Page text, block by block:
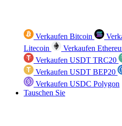
Verkaufen Bitcoin
Litecoin
Verkaufen
Verkaufen USDT TRC20
Verkaufen USDT BEP20
Verkaufen USDC Polygon
Tauschen Sie